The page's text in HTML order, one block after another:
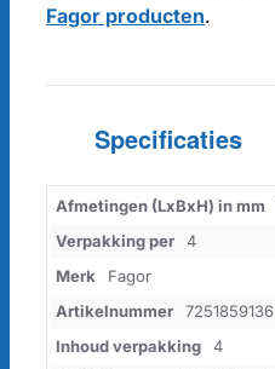
Fagor producten.
Specificaties
Afmetingen (LxBxH) in mm
Verpakking per
4
Merk
Fagor
Artikelnummer
7251859136
Inhoud verpakking
4